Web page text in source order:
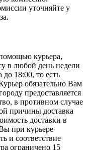
уточняйте у
курьера,
в любой день недели
до 18:00, то есть
обязательно Вам
предоставляется
в противном случае
причины доставка
доставки в
при курьере
и соответствие
ограничено 15